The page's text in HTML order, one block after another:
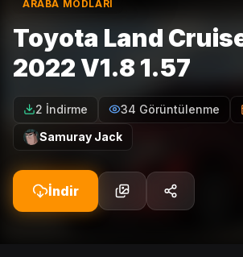
ARABA MODLARI
Toyota Land
2022 V1.8 1.57
2 İndirme 34 Görüntülenme
Samuray Jack
İndir